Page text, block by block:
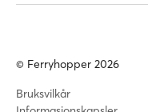
© Ferryhopper 2026
Bruksvilkår